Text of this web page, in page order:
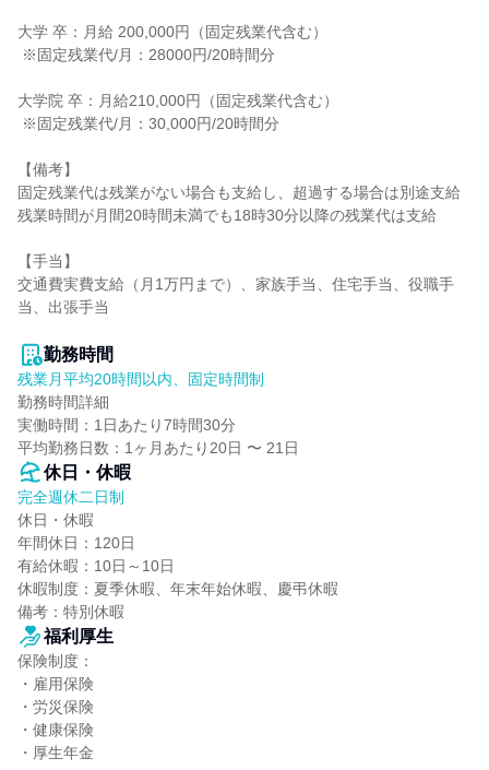
大学 卒：月給 200,000円（固定残業代含む）
大学院 卒：月給210,000円（固定残業代含む）
【備考】
固定残業代は残業がない場合も支給し、超過する場合は別途支給
残業時間が月間20時間未満でも18時30分以降の残業代は支給
【手当】
交通費実費支給（月1万円まで）、家族手当、住宅手当、役職手
当、出張手当
勤務時間
残業月平均20時間以内、固定時間制
勤務時間詳細
実働時間：1日あたり7時間30分
平均勤務日数：1ヶ月あたり20日 〜 21日
休日・休暇
完全週休二日制
休日・休暇
年間休日：120日
有給休暇：10日～10日
休暇制度：夏季休暇、年末年始休暇、慶弔休暇
備考：特別休暇
福利厚生
保険制度：
・雇用保険
・労災保険
・健康保険
・厚生年金